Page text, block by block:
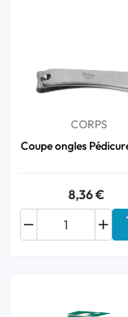
CORPS
Coupe ongles
8,36 €

